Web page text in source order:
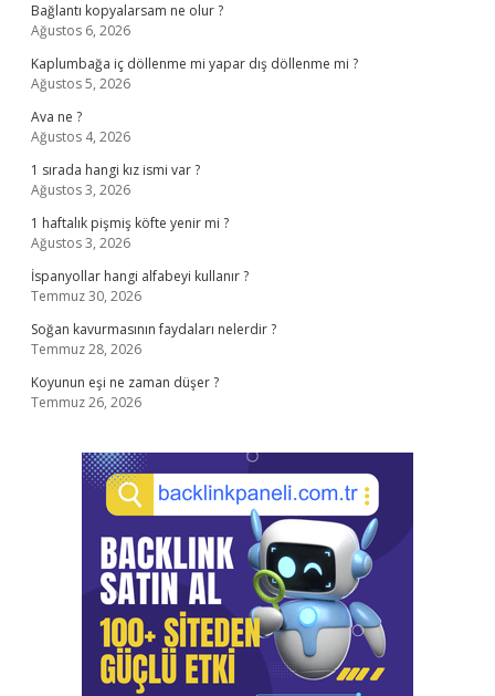
Bağlantı kopyalarsam ne olur ?
Ağustos 6, 2026
Kaplumbağa iç döllenme mi yapar dış döllenme mi ?
Ağustos 5, 2026
Ava ne ?
Ağustos 4, 2026
1 sırada hangi kız ismi var ?
Ağustos 3, 2026
1 haftalık pişmiş köfte yenir mi ?
Ağustos 3, 2026
İspanyollar hangi alfabeyi kullanır ?
Temmuz 30, 2026
Soğan kavurmasının faydaları nelerdir ?
Temmuz 28, 2026
Koyunun eşi ne zaman düşer ?
Temmuz 26, 2026